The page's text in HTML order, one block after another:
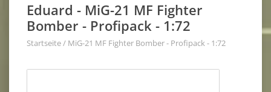
Eduard - MiG-21 MF Fighter
Bomber - Profipack - 1:72
Startseite/ MiG-21 MF Fighter Bomber - Profipack - 1:72